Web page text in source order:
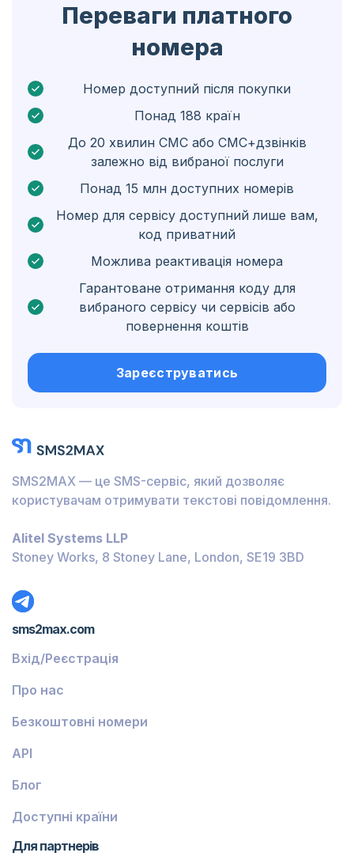
Кюрасао
Кіпр
Болгарія
Угорщина
Болівія
Ґватемала
Куба
Барбадос
Бурунді
Багамські Острови
Беліз
Грузія
Греція
Ісландія
Гвінея-Бісау
Ґваделупа
Французька Ґвіана
Переваги платного
номера
Номер доступний після покупки
Понад 188 країн
До 20 хвилин СМС або СМС+дзвінків
залежно від вибраної послуги
Понад 15 млн доступних номерів
Номер для сервісу доступний лише вам,
код приватний
Можлива реактивація номера
Гарантоване отримання коду для
вибраного сервісу чи сервісів або
повернення коштів
Зареєструватись
SMS2MAX — це SMS-сервіс, який дозволяє
користувачам отримувати текстові повідомлення.
Alitel Systems LLP
Stoney Works, 8 Stoney Lane, London, SE19 3BD
sms2max.com
Вхід/Реєстрація
Про нас
Безкоштовні номери
API
Блог
Доступні країни
Для партнерів